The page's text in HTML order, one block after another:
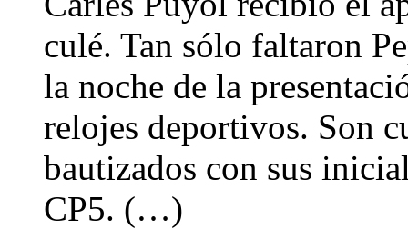
culé. Tan sólo faltaron
la noche de la
relojes deportivos. Son
bautizados con sus
CP5. (…)